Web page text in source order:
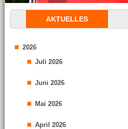
Navigation
überspringenAKTUELLES
2026
Juli 2026
Juni 2026
Mai 2026
April 2026